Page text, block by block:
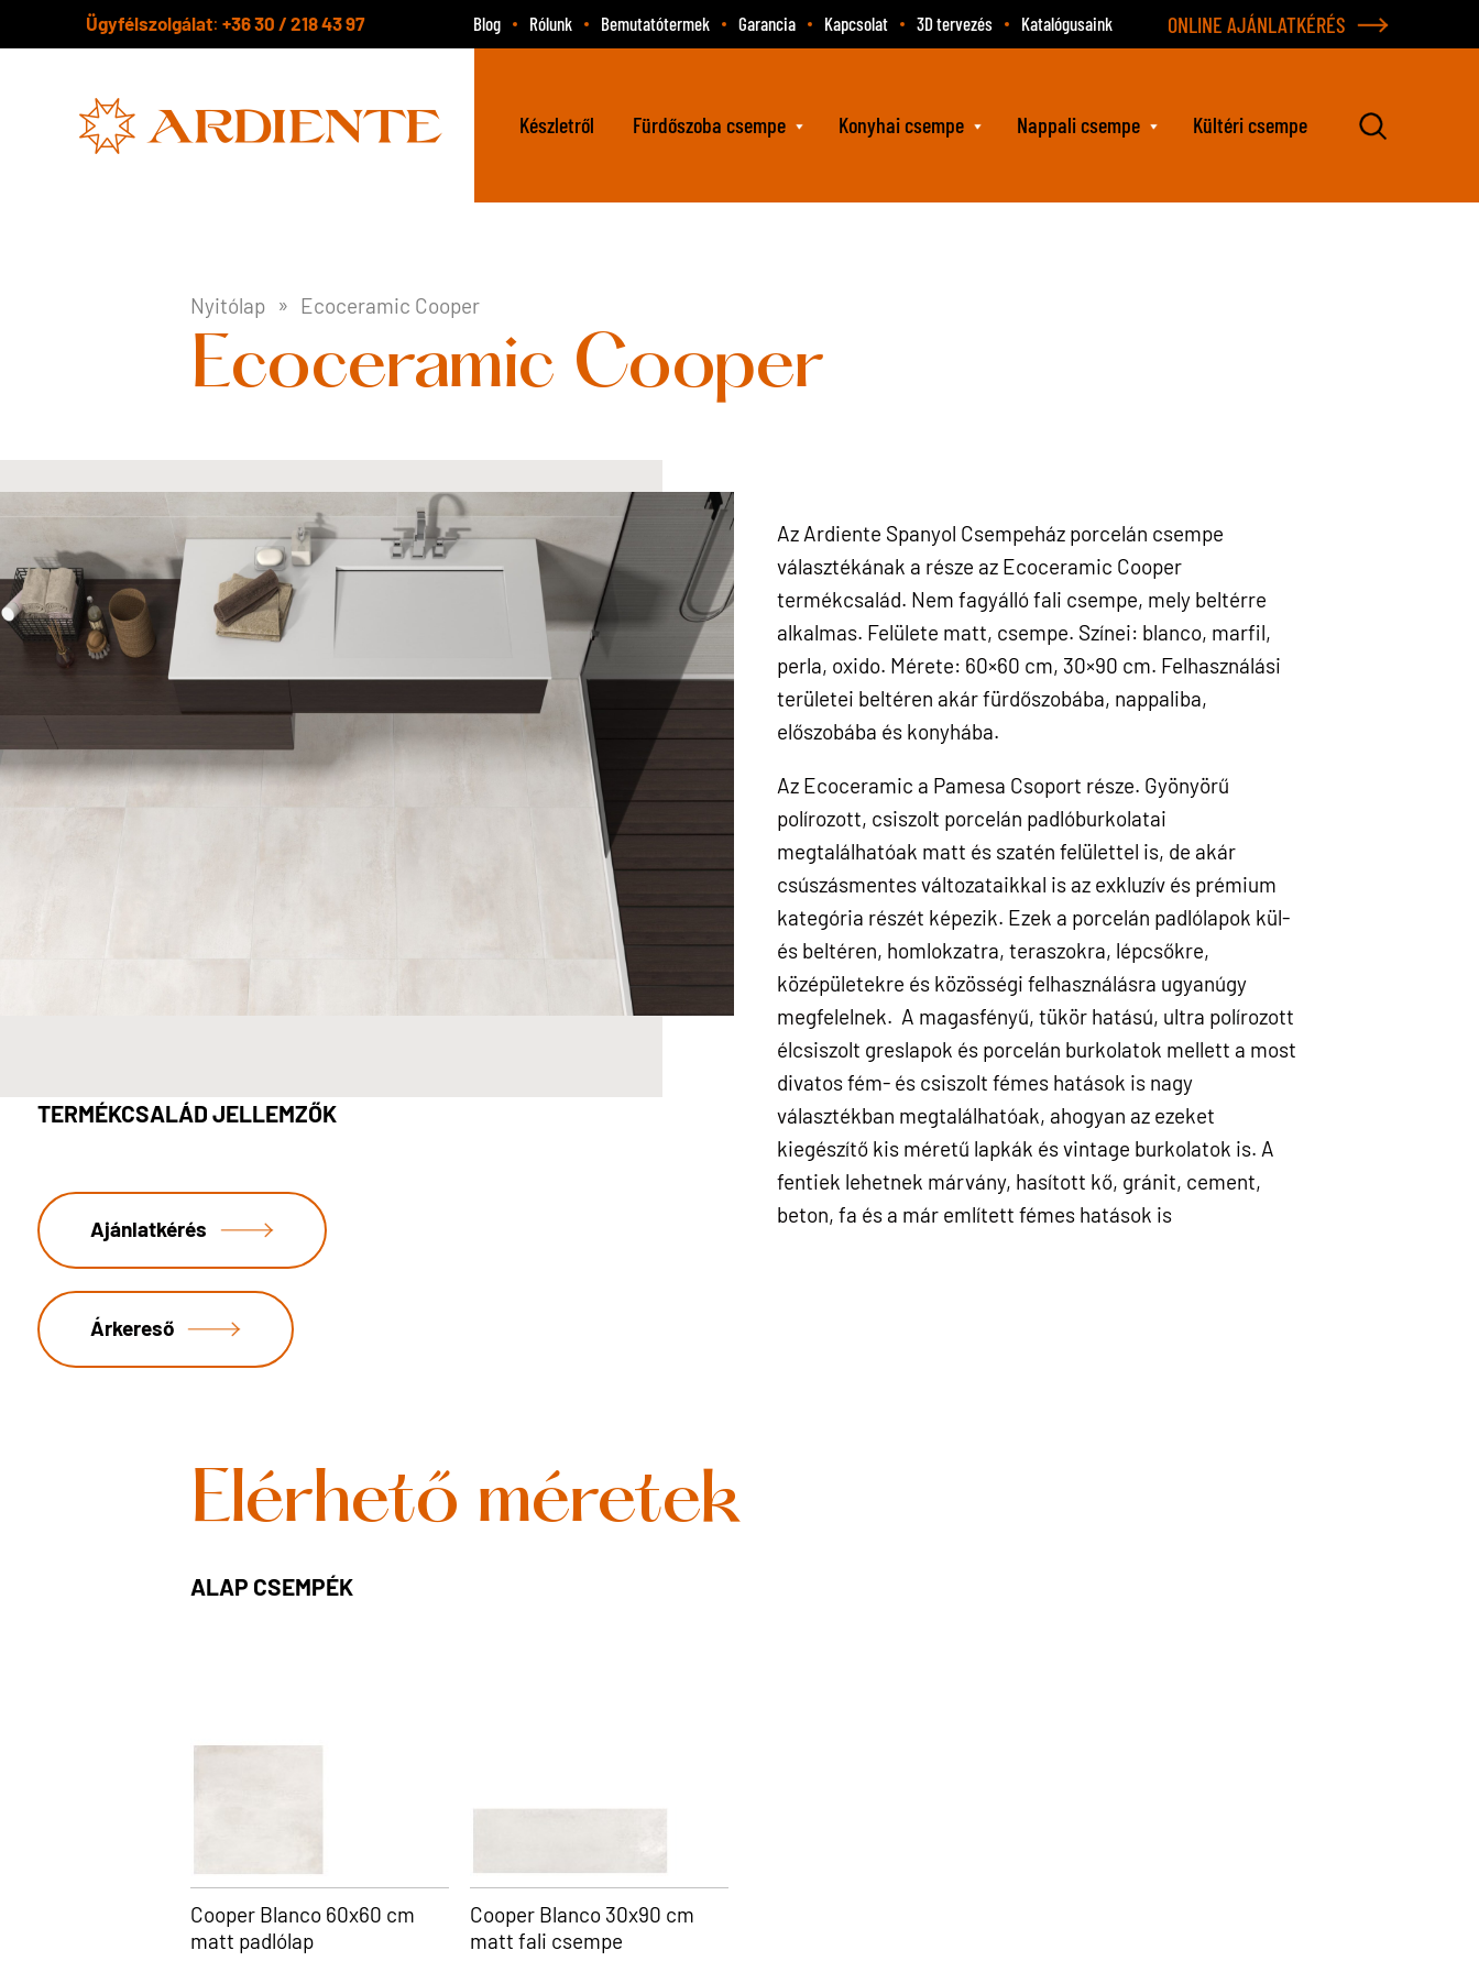
Ügyfélszolgálat: +36 30 / 218 43 97 ONLINE AJÁNLATKÉRÉS
Blog Rólunk Bemutatótermek Garancia Kapcsolat 3D tervezés Katalógusaink
Készletről Fürdőszoba csempe Konyhai csempe Nappali csempe Kültéri csempe
Nyitólap Ecoceramic Cooper
Ecoceramic Cooper
Az Ardiente Spanyol Csempeház porcelán csempe
választékának a része az Ecoceramic Cooper
termékcsalád. Nem fagyálló fali csempe, mely beltérre
alkalmas. Felülete matt, csempe. Színei: blanco, marfil,
perla, oxido. Mérete: 60×60 cm, 30×90 cm. Felhasználási
területei beltéren akár fürdőszobába, nappaliba,
előszobába és konyhába.
Az Ecoceramic a Pamesa Csoport része. Gyönyörű
polírozott, csiszolt porcelán padlóburkolatai
megtalálhatóak matt és szatén felülettel is, de akár
csúszásmentes változataikkal is az exkluzív és prémium
kategória részét képezik. Ezek a porcelán padlólapok kül-
és beltéren, homlokzatra, teraszokra, lépcsőkre,
középületekre és közösségi felhasználásra ugyanúgy
megfelelnek. A magasfényű, tükör hatású, ultra polírozott
élcsiszolt greslapok és porcelán burkolatok mellett a most
divatos fém- és csiszolt fémes hatások is nagy
választékban megtalálhatóak, ahogyan az ezeket
kiegészítő kis méretű lapkák és vintage burkolatok is. A
fentiek lehetnek márvány, hasított kő, gránit, cement,
beton, fa és a már említett fémes hatások is
TERMÉKCSALÁD JELLEMZŐK
Ajánlatkérés
Árkereső
Elérhető méretek
ALAP CSEMPÉK
Cooper Blanco 60x60 cm
matt padlólap
Cooper Blanco 30x90 cm
matt fali csempe